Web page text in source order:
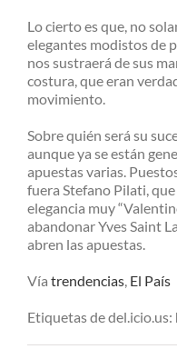
Lo cierto es que, no
elegantes modistos de
nos sustraerá de sus
costura, que eran
movimiento.
Sobre quién será su
aunque ya se están
apuestas varias.
fuera Stefano Pilati,
elegancia muy
abandonar Yves Saint
abren las apuestas.
Vía trendencias, El País
Etiquetas de del.icio.us: